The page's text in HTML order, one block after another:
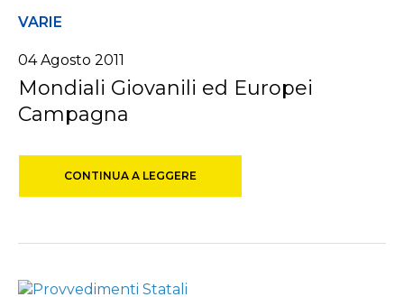
VARIE
04 Agosto 2011
Mondiali Giovanili ed Europei
Campagna
CONTINUA A LEGGERE